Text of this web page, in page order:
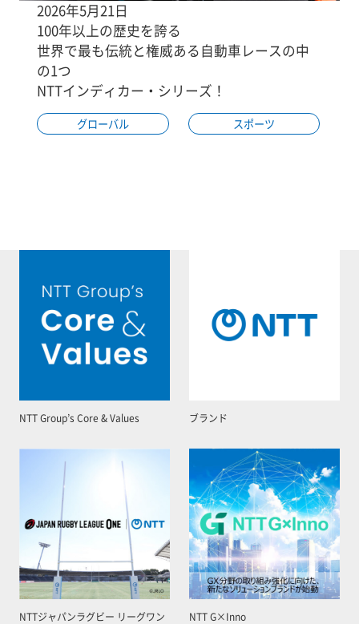
2026年5月21日
100年以上の歴史を誇る
世界で最も伝統と権威ある自動車レースの中
の1つ
NTTインディカー・シリーズ！
グローバル スポーツ
NTT Group’s Core & Values ブランド
NTTジャパンラグビー リーグワン NTT G×Inno